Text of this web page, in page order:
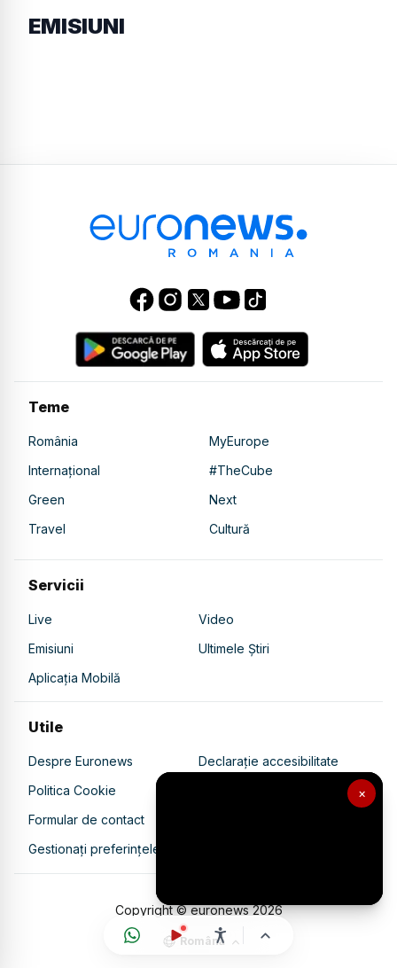
×
EMISIUNI
Teme
România
MyEurope
Internațional
#TheCube
Green
Next
Travel
Cultură
Servicii
Live
Video
Emisiuni
Ultimele Știri
Aplicația Mobilă
Utile
Despre Euronews
Declarație accesibilitate
Politica Cookie
Politica de confidențialitate
Formular de contact
Gestionați preferințele
Copyright © euronews2026
Română